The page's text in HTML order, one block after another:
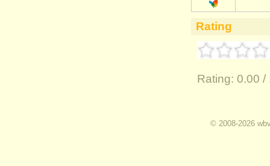
Rating
Rating: 0.00 /
© 2008-2026